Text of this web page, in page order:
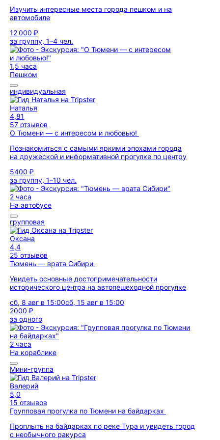
Изучить интересные места города пешком и на
автомобиле
12 000 ₽
за группу, 1–4 чел.
1,5 часа
Пешком
индивидуальная
Наталья
4,81
57 отзывов
О Тюмени — с интересом и любовью!
Познакомиться с самыми яркими эпохами города
на дружеской и информативной прогулке по центру
5400 ₽
за группу, 1–10 чел.
2 часа
На автобусе
групповая
Оксана
4,4
25 отзывов
Тюмень — врата Сибири
Увидеть основные достопримечательности
исторического центра на автопешеходной прогулке
сб, 8 авг в 15:00сб, 15 авг в 15:00
2000 ₽
за одного
2 часа
На кораблике
Мини-группа
Валерий
5,0
15 отзывов
Групповая прогулка по Тюмени на байдарках
Проплыть на байдарках по реке Тура и увидеть город
с необычного ракурса